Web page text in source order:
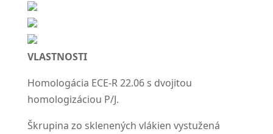
VLASTNOSTI
Homologácia ECE-R 22.06 s dvojitou
homologizáciou P/J.
Škrupina zo sklenených vlákien vystužená